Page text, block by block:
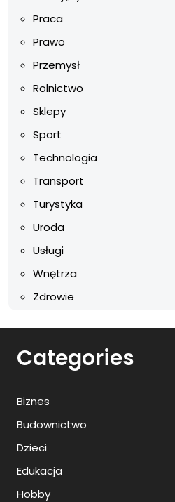
Praca
Prawo
Przemysł
Rolnictwo
Sklepy
Sport
Technologia
Transport
Turystyka
Uroda
Usługi
Wnętrza
Zdrowie
Categories
Biznes
Budownictwo
Dzieci
Edukacja
Hobby